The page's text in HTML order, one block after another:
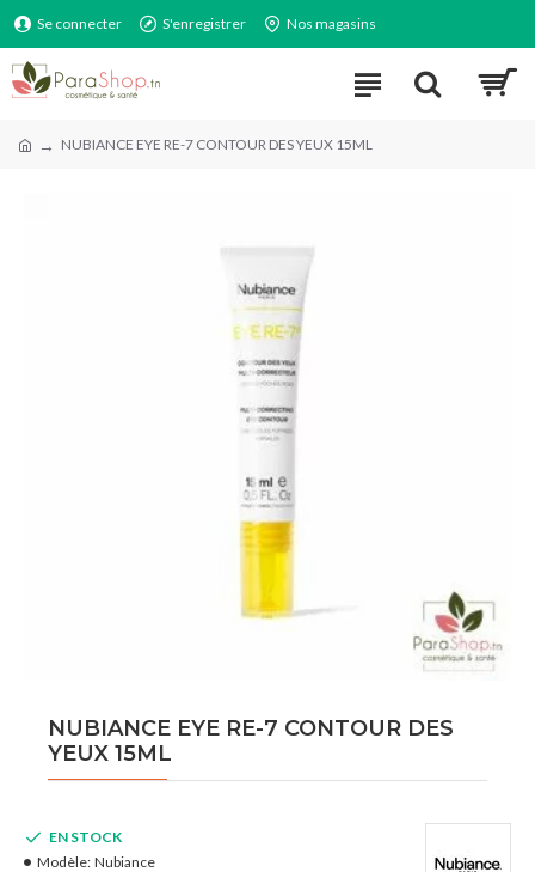
Se connecter S'enregistrer Nos magasins
NUBIANCE EYE RE-7 CONTOUR DES YEUX 15ML
NUBIANCE EYE RE-7 CONTOUR DES
YEUX 15ML
EN STOCK
Modèle: Nubiance